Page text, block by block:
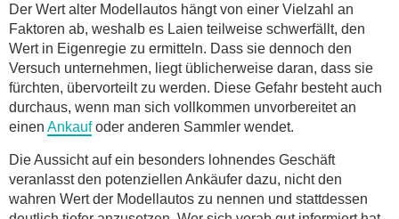
Der Wert alter Modellautos hängt von einer Vielzahl an
Faktoren ab, weshalb es Laien teilweise schwerfällt, den
Wert in Eigenregie zu ermitteln. Dass sie dennoch den
Versuch unternehmen, liegt üblicherweise daran, dass sie
fürchten, übervorteilt zu werden. Diese Gefahr besteht auch
durchaus, wenn man sich vollkommen unvorbereitet an
einen Ankaufoder anderen Sammler wendet.
Die Aussicht auf ein besonders lohnendes Geschäft
veranlasst den potenziellen Ankäufer dazu, nicht den
wahren Wert der Modellautos zu nennen und stattdessen